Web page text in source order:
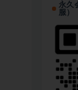
永久
服）